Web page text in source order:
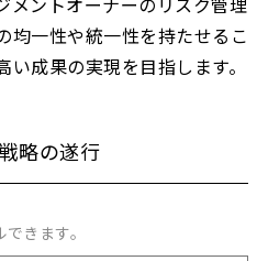
均一性や統一性を持たせるこ
成果の実現を目指します。
略の遂行
きます。